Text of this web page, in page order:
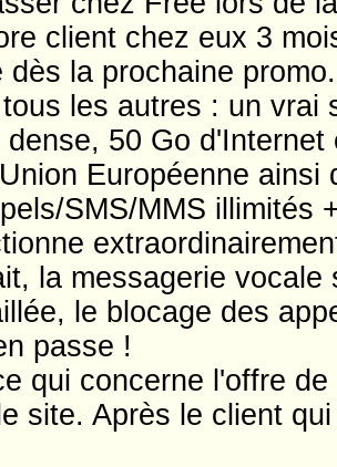
client chez eux 3
dès la prochaine
les autres : un vrai
dense, 50 Go
Européenne ainsi
SMS/MMS illimités
la messagerie
le blocage des
passe !
qui concerne l'offre
site. Après le client